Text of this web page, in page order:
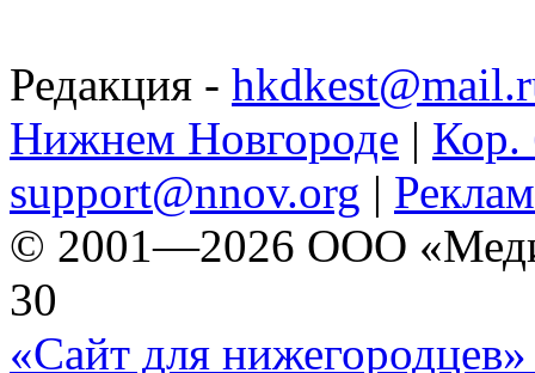
Редакция -
Нижнем Новгороде | Кор.
support@nnov.org |
© 2001—2026 ООО
30
«Сайт для нижегородцев»